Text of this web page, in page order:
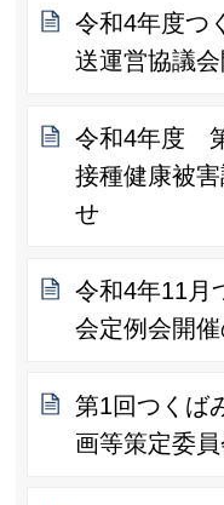
令和4年度つ
送運営協議
令和4年度
接種健康被
せ
令和4年11月
会定例会開
第1回つくば
画等策定委